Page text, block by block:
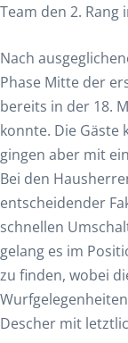
Team den 2. Rang
Nach
Phase Mitte der
bereits in der 18.
konnte. Die Gäste
gingen aber mit
Bei den
entscheidender
schnellen
gelang es im
zu finden, wobei
Descher mit